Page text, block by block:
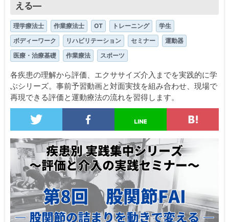
える―
理学療法士 作業療法士 OT トレーニング
学生
ボディーワーク
リハビリテーション セミナー
運動器
医療・治療基礎
作業療法 スポーツ
各疾患の理解から評価、エクササイズ介入までを実践的に学
ぶシリーズ。事前予習動画と対面実技を組み合わせ、現場で
再現できる評価と運動療法の流れを習得します。